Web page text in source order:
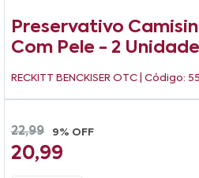
Preservativo
Com Pele - 2
RECKITT BENCKISER OTC | Código:
22,99 9% OFF
20,99